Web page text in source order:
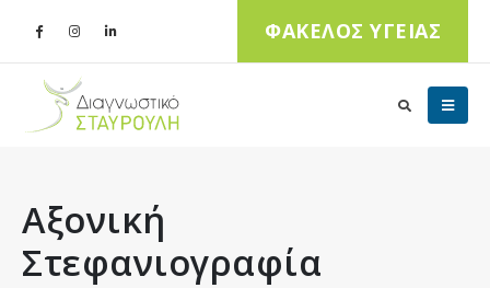
ΦΑΚΕΛΟΣ ΥΓΕΙΑΣ
Αξονική
Στεφανιογραφία